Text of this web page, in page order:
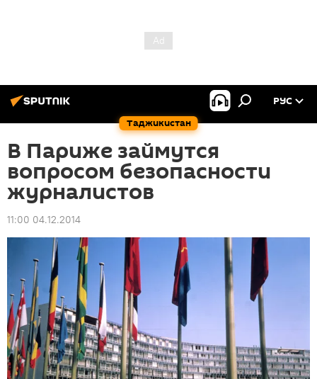
Таджикистан
РУС
В Париже займутся
вопросом безопасности
журналистов
11:00 04.12.2014